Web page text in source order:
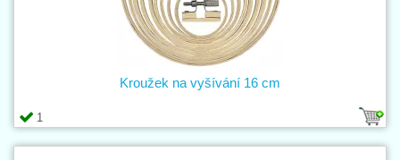
1
Kroužek na vyšívání 16 cm